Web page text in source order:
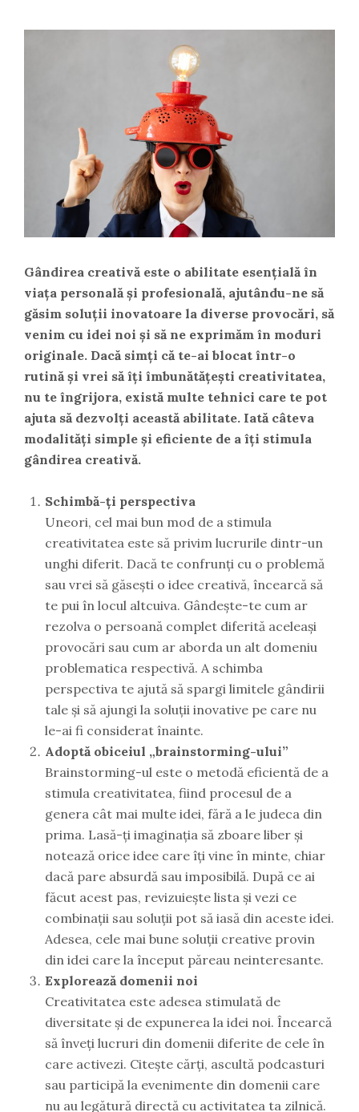
Gândirea creativă este o abilitate esențială în
viața personală și profesională, ajutându-ne să
găsim soluții inovatoare la diverse provocări, să
venim cu idei noi și să ne exprimăm în moduri
originale. Dacă simți că te-ai blocat într-o
rutină și vrei să îți îmbunătățești creativitatea,
nu te îngrijora, există multe tehnici care te pot
ajuta să dezvolți această abilitate. Iată câteva
modalități simple și eficiente de a îți stimula
gândirea creativă.
Schimbă-ți perspectiva
Uneori, cel mai bun mod de a stimula
creativitatea este să privim lucrurile dintr-un
unghi diferit. Dacă te confrunți cu o problemă
sau vrei să găsești o idee creativă, încearcă să
te pui în locul altcuiva. Gândește-te cum ar
rezolva o persoană complet diferită aceleași
provocări sau cum ar aborda un alt domeniu
problematica respectivă. A schimba
perspectiva te ajută să spargi limitele gândirii
tale și să ajungi la soluții inovative pe care nu
le-ai fi considerat înainte.
Adoptă obiceiul „brainstorming-ului”
Brainstorming-ul este o metodă eficientă de a
stimula creativitatea, fiind procesul de a
genera cât mai multe idei, fără a le judeca din
prima. Lasă-ți imaginația să zboare liber și
notează orice idee care îți vine în minte, chiar
dacă pare absurdă sau imposibilă. După ce ai
făcut acest pas, revizuiește lista și vezi ce
combinații sau soluții pot să iasă din aceste idei.
Adesea, cele mai bune soluții creative provin
din idei care la început păreau neinteresante.
Explorează domenii noi
Creativitatea este adesea stimulată de
diversitate și de expunerea la idei noi. Încearcă
să înveți lucruri din domenii diferite de cele în
care activezi. Citește cărți, ascultă podcasturi
sau participă la evenimente din domenii care
nu au legătură directă cu activitatea ta zilnică.